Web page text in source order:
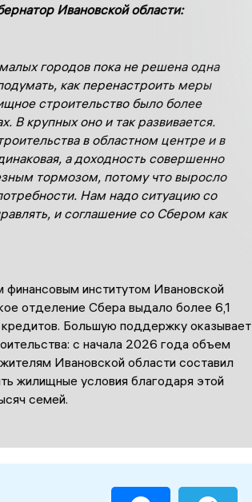
Ивановской области:
городов пока не решена одна
как перенастроить меры
строительство было более
В крупных оно и так развивается.
в областном центре и в
а доходность совершенно
тормозом, потому что выросло
Нам надо ситуацию со
и соглашение со Сбером как
финансовым институтом Ивановской
отделение Сбера выдало более 6,1
Большую поддержку оказывает
с начала 2026 года объем
Ивановской области составил
жилищные условия благодаря этой
семей.